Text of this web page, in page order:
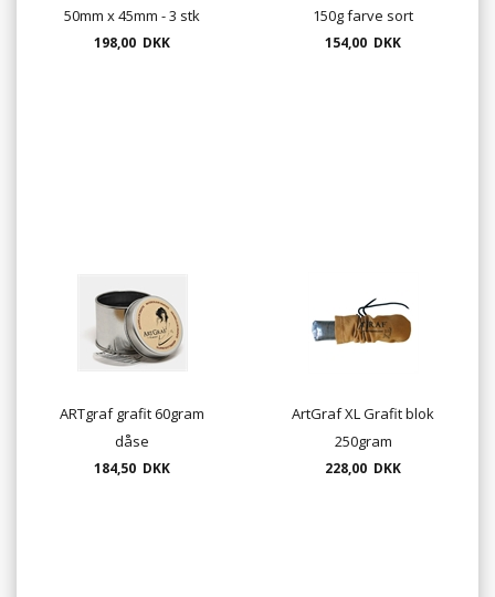
50mm x 45mm - 3 stk
198,00 DKK
150g farve sort
154,00 DKK
ARTgraf grafit 60gram
dåse
184,50 DKK
ArtGraf XL Grafit blok
250gram
228,00 DKK